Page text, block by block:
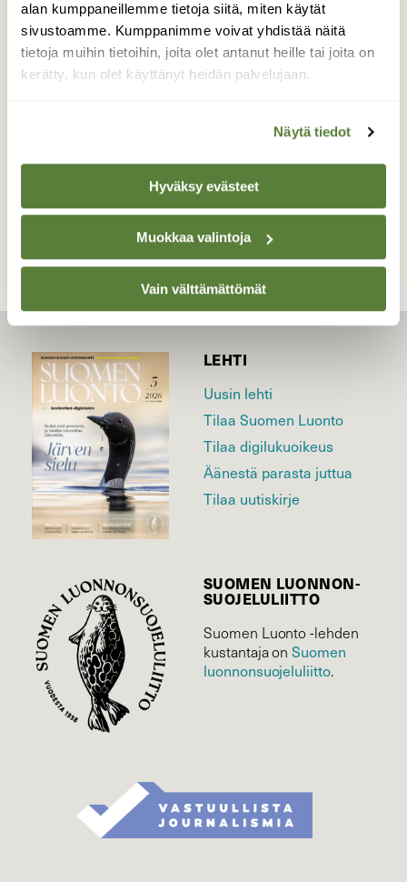
alan kumppaneillemme tietoja siitä, miten käytät
sivustoamme. Kumppanimme voivat yhdistää näitä
tietoja muihin tietoihin, joita olet antanut heille tai joita on
kerätty, kun olet käyttänyt heidän palvelujaan.
Näytä tiedot
Hyväksy evästeet
Muokkaa valintoja
Vain välttämättömät
Syksyn tulo tuo tullessaan viileät aamut ja
aamusumut. Se tuo kuvaamiseen uusia
haasteita.
TAKAISIN LISTAAN
LEHTI
Uusin lehti
Tilaa Suomen Luonto
Tilaa digilukuoikeus
Äänestä parasta juttua
Tilaa uutiskirje
SUOMEN LUONNON­
SUOJELU­LIITTO
Suomen Luonto -lehden
kustantaja onSuomen
luonnonsuojelu­liitto.